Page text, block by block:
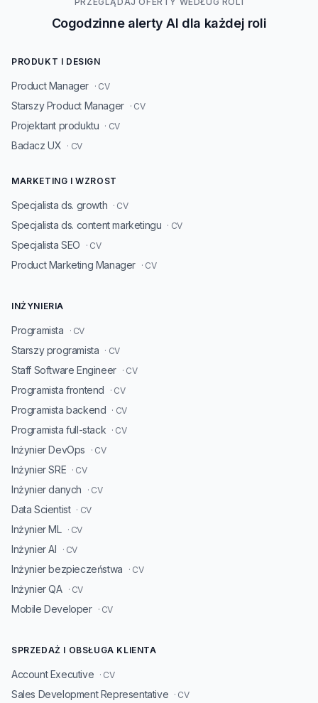
Cogodzinne alerty AI dla każdej roli
PRODUKT I DESIGN
Product Manager · CV
Starszy Product Manager · CV
Projektant produktu · CV
Badacz UX · CV
MARKETING I WZROST
Specjalista ds. growth · CV
Specjalista ds. content marketingu · CV
Specjalista SEO · CV
Product Marketing Manager · CV
INŻYNIERIA
Programista · CV
Starszy programista · CV
Staff Software Engineer · CV
Programista frontend · CV
Programista backend · CV
Programista full-stack · CV
Inżynier DevOps · CV
Inżynier SRE · CV
Inżynier danych · CV
Data Scientist · CV
Inżynier ML · CV
Inżynier AI · CV
Inżynier bezpieczeństwa · CV
Inżynier QA · CV
Mobile Developer · CV
SPRZEDAŻ I OBSŁUGA KLIENTA
Account Executive · CV
Sales Development Representative · CV